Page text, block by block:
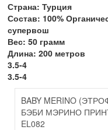
Страна: Турция
Состав: 100%
супервош
Вес: 50 грамм
Длина: 200 метров
3.5-4
3.5-4
BABY MERINO
БЭБИ МЭРИНО
EL082